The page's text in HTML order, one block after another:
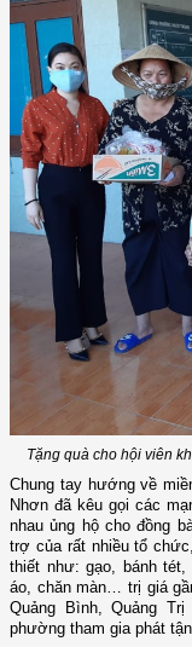
Tặng quà cho hội viên
Chung tay hướng về
Nhơn đã kêu gọi các
nhau ủng hộ cho đồng
trợ của rất nhiều tổ
thiết như: gạo, bánh
áo, chăn màn… trị giá
Quảng Bình, Quảng
phường tham gia phát